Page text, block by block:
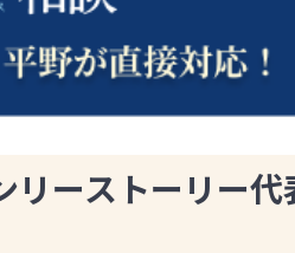
リーストーリー